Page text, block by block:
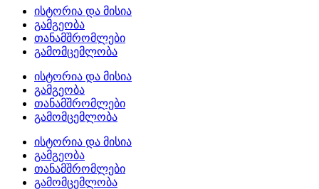
ისტორია და მისია
გამგეობა
თანამშრომლები
გამომცემლობა
ისტორია და მისია
გამგეობა
თანამშრომლები
გამომცემლობა
ისტორია და მისია
გამგეობა
თანამშრომლები
გამომცემლობა